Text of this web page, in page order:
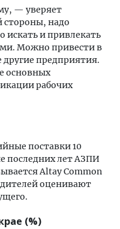
— уверяет
стороны, надо
и привлекать
Можно привести в
предприятия.
основных
рабочих
поставки 10
последних лет АЗПИ
Altay Common
оценивают
(%)